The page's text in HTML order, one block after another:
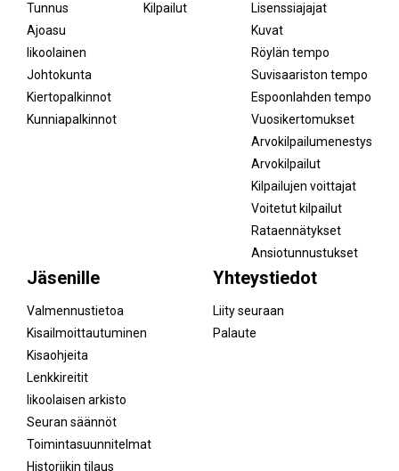
Tunnus
Ajoasu
Iikoolainen
Johtokunta
Kiertopalkinnot
Kunniapalkinnot
Kilpailut
Lisenssiajajat
Kuvat
Röylän tempo
Suvisaariston tempo
Espoonlahden tempo
Vuosikertomukset
Arvokilpailumenestys
Arvokilpailut
Kilpailujen voittajat
Voitetut kilpailut
Rataennätykset
Ansiotunnustukset
Jäsenille
Valmennustietoa
Kisailmoittautuminen
Kisaohjeita
Lenkkireitit
Iikoolaisen arkisto
Seuran säännöt
Toimintasuunnitelmat
Historiikin tilaus
Yhteystiedot
Liity seuraan
Palaute